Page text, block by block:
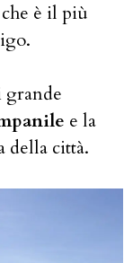
che è il più
grande
e la
della città.